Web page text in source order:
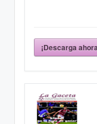
¡Descarga